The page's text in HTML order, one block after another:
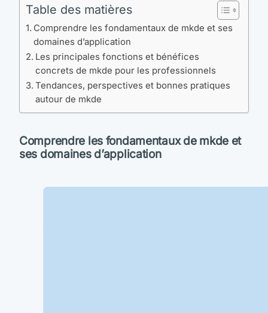
Table des matières
Comprendre les fondamentaux de mkde et ses
domaines d’application
Les principales fonctions et bénéfices
concrets de mkde pour les professionnels
Tendances, perspectives et bonnes pratiques
autour de mkde
Comprendre les fondamentaux de mkde et
ses domaines d’application